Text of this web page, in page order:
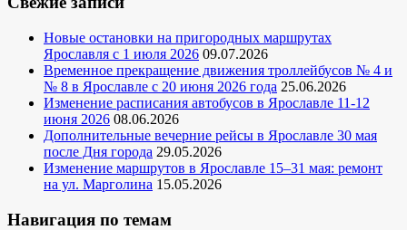
Новые остановки на пригородных маршрутах
Ярославля с 1 июля 2026 09.07.2026
Временное прекращение движения троллейбусов № 4 и
№ 8 в Ярославле с 20 июня 2026 года 25.06.2026
Изменение расписания автобусов в Ярославле 11-12
июня 2026 08.06.2026
Дополнительные вечерние рейсы в Ярославле 30 мая
после Дня города 29.05.2026
Изменение маршрутов в Ярославле 15–31 мая: ремонт
на ул. Марголина 15.05.2026
Навигация по темам